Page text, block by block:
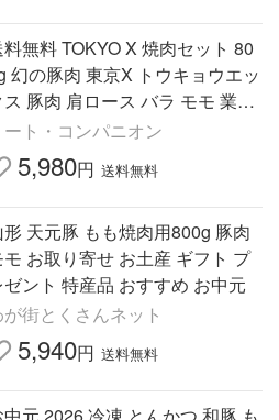
無料 TOKYO X 焼肉セット 80
幻の豚肉 東京X トウキョウエッ
ス 豚肉 肩ロース バラ モモ 業務
食品 おかず 冷凍 プレゼント BB
バーベキュー 食材
ート・コンパニオン
5,980円 送料無料
形 天元豚 もも焼肉用800g 豚肉
モ お取り寄せ お土産 ギフト プ
ゼント 特産品 おすすめ お中元
街とくさんネット
5,940円 送料無料